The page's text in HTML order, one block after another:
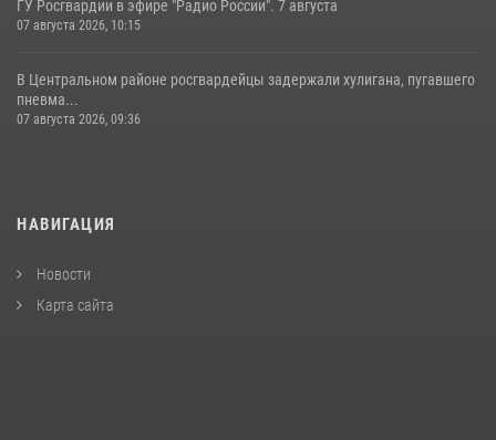
ГУ Росгвардии в эфире "Радио России". 7 августа
07 августа 2026, 10:15
В Центральном районе росгвардейцы задержали хулигана, пугавшего
пневма...
07 августа 2026, 09:36
НАВИГАЦИЯ
Новости
Карта сайта